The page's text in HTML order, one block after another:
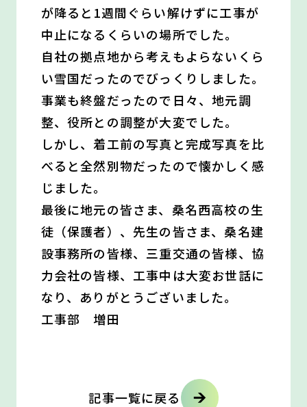
が降ると1週間ぐらい解けずに工事が
中止になるくらいの場所でした。
自社の拠点地から考えもよらないくら
い雪国だったのでびっくりしました。
事業も終盤だったので日々、地元調
整、役所との調整が大変でした。
しかし、着工前の写真と完成写真を比
べると全然別物だったので懐かしく感
じました。
最後に地元の皆さま、桑名西高校の生
徒（保護者）、先生の皆さま、桑名建
設事務所の皆様、三重交通の皆様、協
力会社の皆様、工事中は大変お世話に
なり、ありがとうございました。
工事部 増田
記事一覧に戻る